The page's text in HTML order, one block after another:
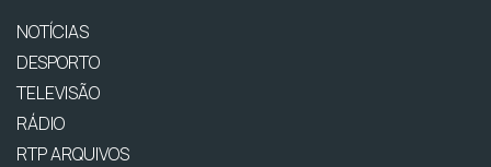
NOTÍCIAS
DESPORTO
TELEVISÃO
RÁDIO
RTP ARQUIVOS